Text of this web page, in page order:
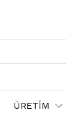
ÜRETİM